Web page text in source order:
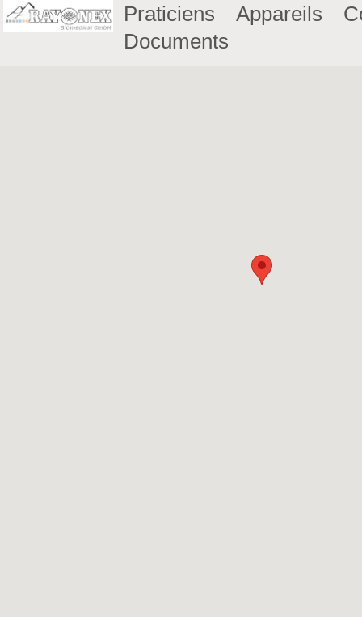
Praticiens Appareils
Documents